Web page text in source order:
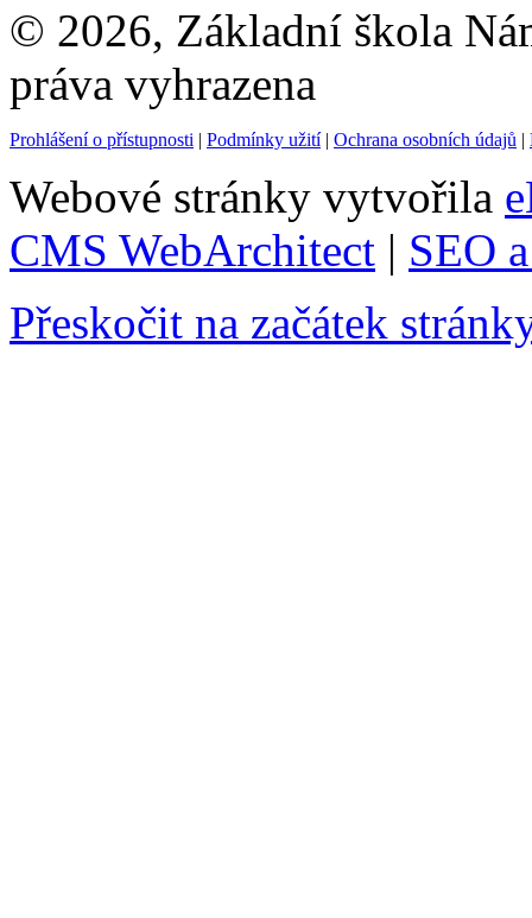
© 2026, Základní škola
práva vyhrazena
Prohlášení o přístupnosti | Podmínky užití| Ochrana osobních údajů |
Webové stránky vytvořila
CMS WebArchitect | SEO
Přeskočit na začátek